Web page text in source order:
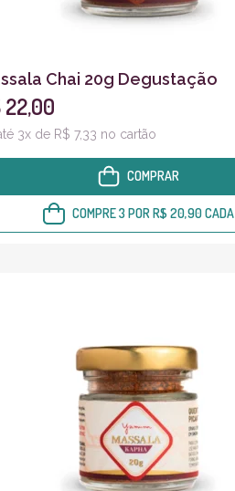
Chai 20g Degustação
22,00
3x de R$ 7,33 no cartão
COMPRAR
COMPRE 3 POR R$ 20,90 CADA